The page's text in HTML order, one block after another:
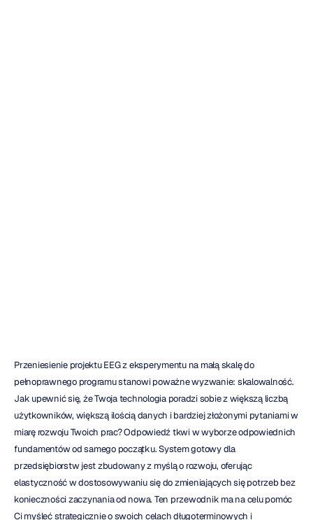
Przeniesienie projektu EEG z eksperymentu na małą skalę do
pełnoprawnego programu stanowi poważne wyzwanie: skalowalność.
Jak upewnić się, że Twoja technologia poradzi sobie z większą liczbą
użytkowników, większą ilością danych i bardziej złożonymi pytaniami w
miarę rozwoju Twoich prac? Odpowiedź tkwi w wyborze odpowiednich
fundamentów od samego początku. System gotowy dla
przedsiębiorstw jest zbudowany z myślą o rozwoju, oferując
elastyczność w dostosowywaniu się do zmieniających się potrzeb bez
konieczności zaczynania od nowa. Ten przewodnik ma na celu pomóc
Ci myśleć strategicznie o swoich celach długoterminowych i